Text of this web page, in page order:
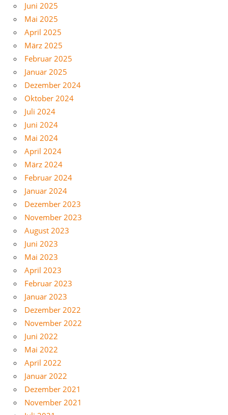
Juni 2025
Mai 2025
April 2025
März 2025
Februar 2025
Januar 2025
Dezember 2024
Oktober 2024
Juli 2024
Juni 2024
Mai 2024
April 2024
März 2024
Februar 2024
Januar 2024
Dezember 2023
November 2023
August 2023
Juni 2023
Mai 2023
April 2023
Februar 2023
Januar 2023
Dezember 2022
November 2022
Juni 2022
Mai 2022
April 2022
Januar 2022
Dezember 2021
November 2021